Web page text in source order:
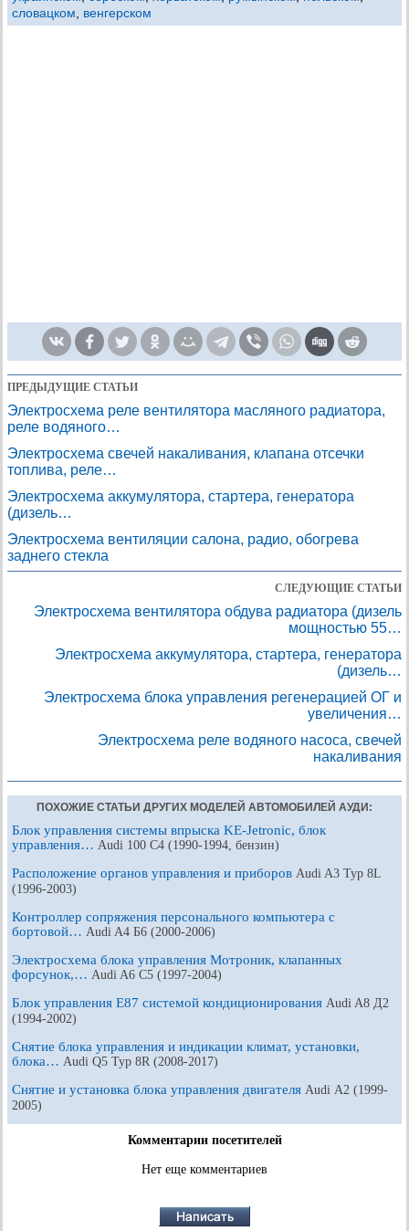
словацком, венгерском
ПРЕДЫДУЩИЕ СТАТЬИ
Электросхема реле вентилятора масляного радиатора,
реле водяного…
Электросхема свечей накаливания, клапана отсечки
топлива, реле…
Электросхема аккумулятора, стартера, генератора
(дизель…
Электросхема вентиляции салона, радио, обогрева
заднего стекла
СЛЕДУЮЩИЕ СТАТЬИ
Электросхема вентилятора обдува радиатора (дизель
мощностью 55…
Электросхема аккумулятора, стартера, генератора
(дизель…
Электросхема блока управления регенерацией ОГ и
увеличения…
Электросхема реле водяного насоса, свечей
накаливания
ПОХОЖИЕ СТАТЬИ ДРУГИХ МОДЕЛЕЙ АВТОМОБИЛЕЙ АУДИ:
Блок управления системы впрыска KE-Jetronic, блок
управления… Audi 100 С4 (1990-1994, бензин)
Расположение органов управления и приборов Audi A3 Typ 8L
(1996-2003)
Контроллер сопряжения персонального компьютера с
бортовой… Audi A4 Б6 (2000-2006)
Электросхема блока управления Мотроник, клапанных
форсунок,… Audi A6 С5 (1997-2004)
Блок управления E87 системой кондиционирования Audi A8 Д2
(1994-2002)
Снятие блока управления и индикации климат, установки,
блока… Audi Q5 Typ 8R (2008-2017)
Снятие и установка блока управления двигателя Audi А2 (1999-
2005)
Комментарии посетителей
Нет еще комментариев